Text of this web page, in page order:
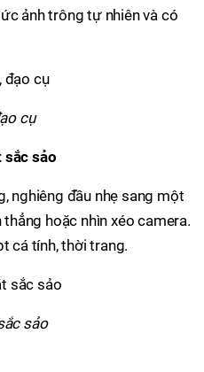
ảnh trông tự nhiên và có
cụ
sắc sảo
nghiêng đầu nhẹ sang một
hoặc nhìn xéo camera.
cá tính, thời trang.
sảo